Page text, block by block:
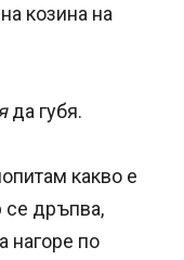
козина на
да губя.
какво е
се дръпва,
нагоре по